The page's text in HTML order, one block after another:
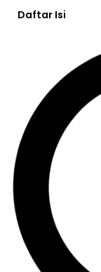
Daftar Isi